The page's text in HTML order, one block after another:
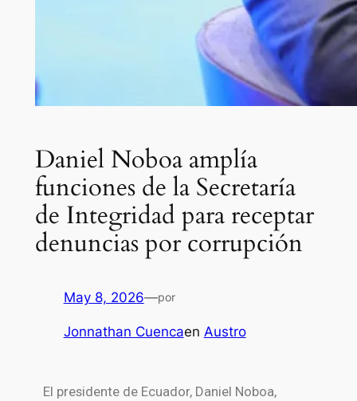
Daniel Noboa amplía
funciones de la Secretaría
de Integridad para receptar
denuncias por corrupción
May 8, 2026—por
Jonnathan Cuencaen Austro
El presidente de Ecuador, Daniel Noboa,